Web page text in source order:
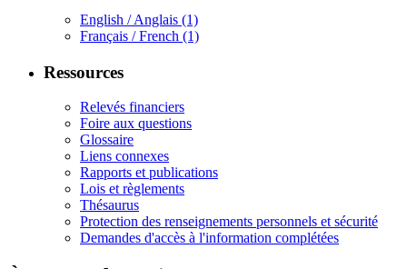
English / Anglais (1)
Français / French (1)
Ressources
Relevés financiers
Foire aux questions
Glossaire
Liens connexes
Rapports et publications
Lois et règlements
Thésaurus
Protection des renseignements personnels et sécurité
Demandes d'accès à l'information complétées